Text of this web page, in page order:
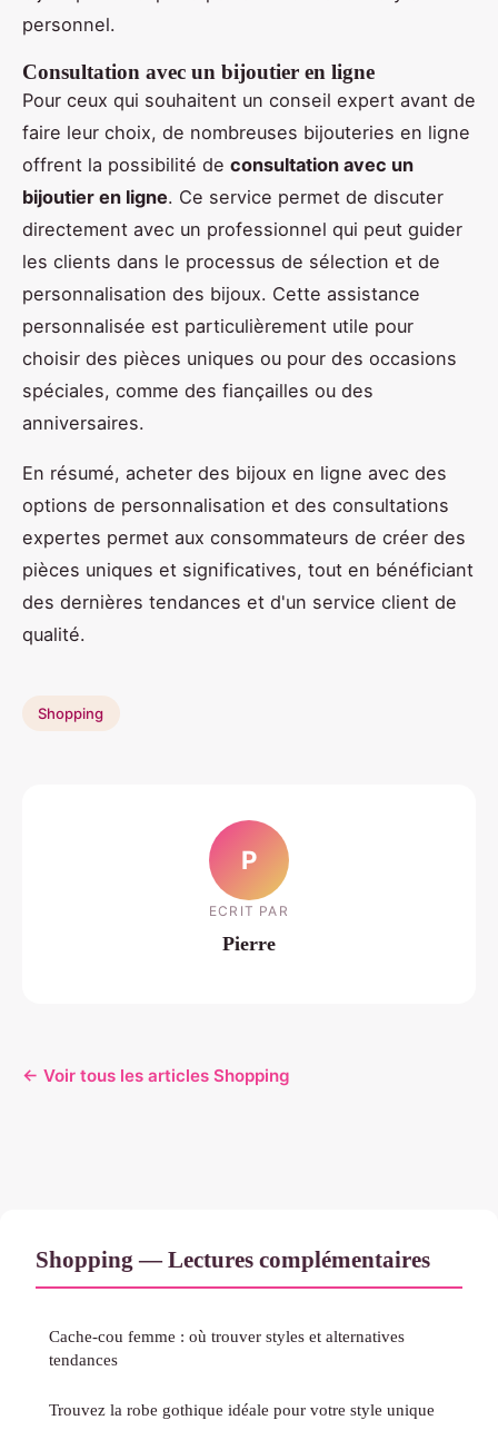
personnel.
Consultation avec un bijoutier en ligne
Pour ceux qui souhaitent un conseil expert avant de
faire leur choix, de nombreuses bijouteries en ligne
offrent la possibilité de consultation avec un
bijoutier en ligne. Ce service permet de discuter
directement avec un professionnel qui peut guider
les clients dans le processus de sélection et de
personnalisation des bijoux. Cette assistance
personnalisée est particulièrement utile pour
choisir des pièces uniques ou pour des occasions
spéciales, comme des fiançailles ou des
anniversaires.
En résumé, acheter des bijoux en ligne avec des
options de personnalisation et des consultations
expertes permet aux consommateurs de créer des
pièces uniques et significatives, tout en bénéficiant
des dernières tendances et d'un service client de
qualité.
Shopping
P
ECRIT PAR
Pierre
← Voir tous les articles Shopping
Shopping — Lectures complémentaires
Cache-cou femme : où trouver styles et alternatives
tendances
Trouvez la robe gothique idéale pour votre style unique